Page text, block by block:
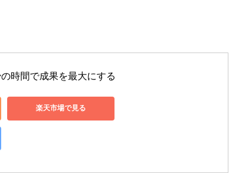
時間で成果を最大にする
楽天市場で見る